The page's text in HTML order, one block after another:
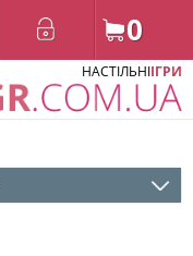
0
НАСТІЛЬНІІГРИ